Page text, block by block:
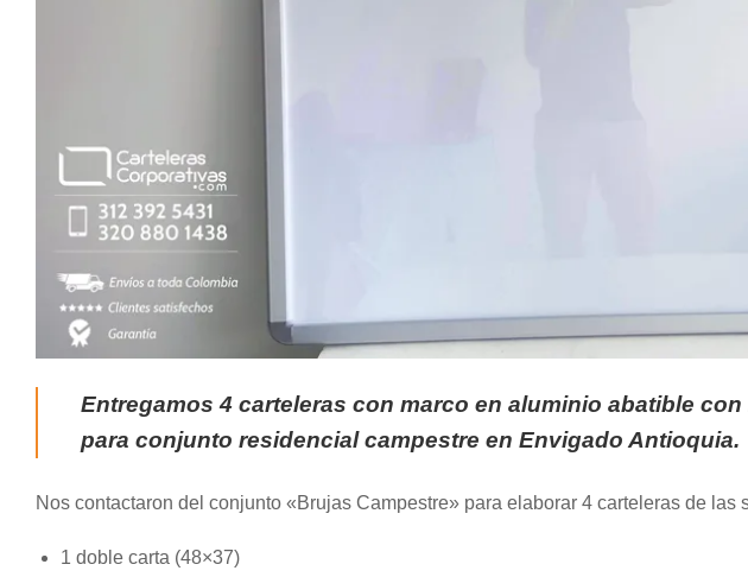
Entregamos 4 carteleras con marco en aluminio abatible
para conjunto residencial campestre en Envigado Antioquia.
Nos contactaron del conjunto «Brujas Campestre» para elaborar 4 carteleras de las
1 doble carta (48×37)